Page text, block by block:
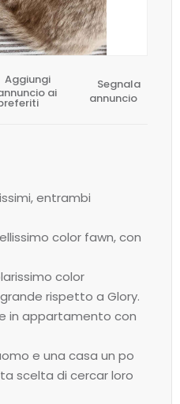
Aggiungi
ai
Segnala
annuncio
entrambi
color fawn, con
color
rispetto a Glory.
in appartamento con
e una casa un po
scelta di cercar loro